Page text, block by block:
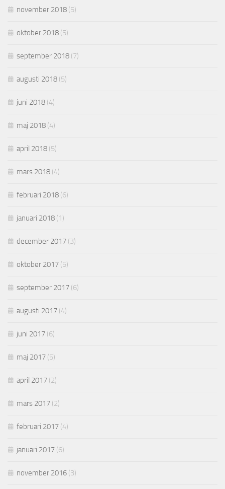
november 2018 (5)
oktober 2018 (5)
september 2018 (7)
augusti 2018 (5)
juni 2018 (4)
maj 2018 (4)
april 2018 (5)
mars 2018 (4)
februari 2018 (6)
januari 2018 (1)
december 2017 (3)
oktober 2017 (5)
september 2017 (6)
augusti 2017 (4)
juni 2017 (6)
maj 2017 (5)
april 2017 (2)
mars 2017 (2)
februari 2017 (4)
januari 2017 (6)
november 2016 (3)